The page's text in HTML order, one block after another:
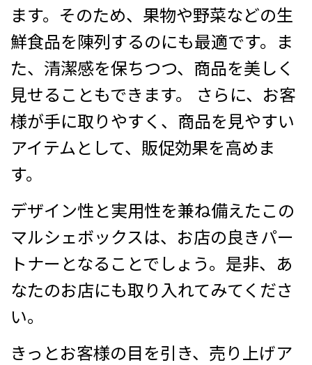
ます。そのため、果物や野菜などの生
鮮食品を陳列するのにも最適です。ま
た、清潔感を保ちつつ、商品を美しく
見せることもできます。 さらに、お客
様が手に取りやすく、商品を見やすい
アイテムとして、販促効果を高めま
す。
デザイン性と実用性を兼ね備えたこの
マルシェボックスは、お店の良きパー
トナーとなることでしょう。是非、あ
なたのお店にも取り入れてみてくださ
い。
きっとお客様の目を引き、売り上げア